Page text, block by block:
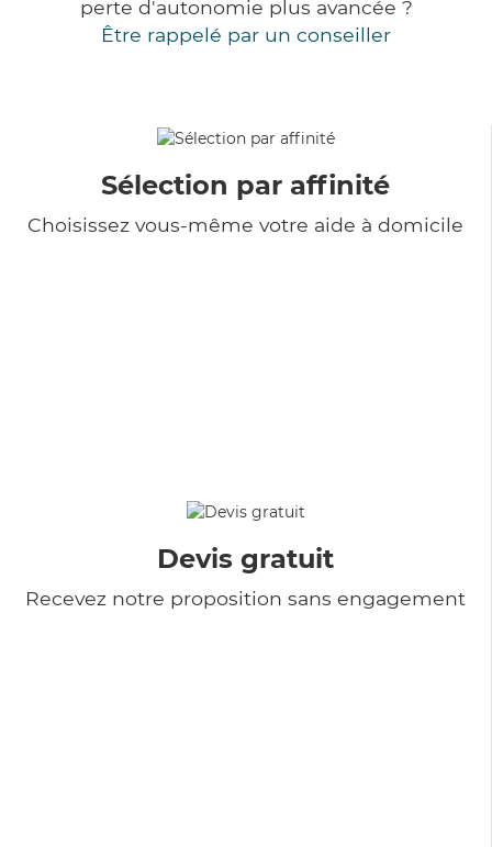
perte d'autonomie plus avancée ?
Être rappelé par un conseiller
Sélection par affinité
Choisissez vous-même votre aide à domicile
Devis gratuit
Recevez notre proposition sans engagement